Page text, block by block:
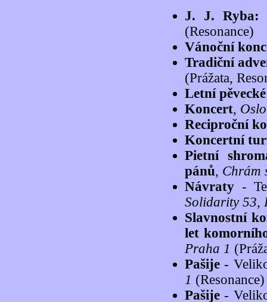
J. J. Ryba:
(Resonance)
Vánoční
Tradiční
(Prážata,
Letní
Koncert,
Reciproční
Koncertní
Pietní
pánů, Chrám
Návraty -
Solidarity 53,
Slavnostní
let
Praha 1
Pašije -
1 (Resonance)
Pašije -